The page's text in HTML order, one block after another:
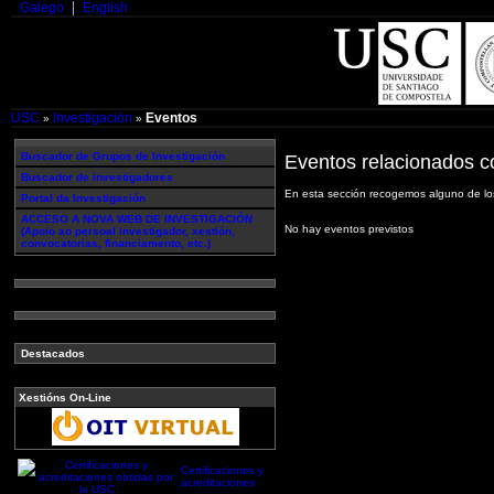
Galego English
USC » Investigación » Eventos
Buscador de Grupos de Investigación
Buscador de investigadores
Portal da Investigación
ACCESO A NOVA WEB DE INVESTIGACIÓN
(Apoio ao persoal investigador, xestión,
convocatorias, financiamento, etc.)
Destacados
Xestións On-Line
Certificaciones y
acreditaciones
Eventos relacionados
En esta sección recogemos alguno de
No hay eventos previstos